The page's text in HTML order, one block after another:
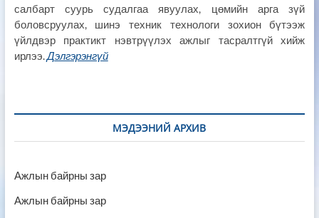
салбарт суурь судалгаа явуулах, цөмийн арга зүй
боловсруулах, шинэ техник технологи зохион бүтээж
үйлдвэр практикт нэвтрүүлэх ажлыг тасралтгүй хийж
ирлээ.Дэлгэрэнгүй
МЭДЭЭНИЙ АРХИВ
Ажлын байрны зар
Ажлын байрны зар